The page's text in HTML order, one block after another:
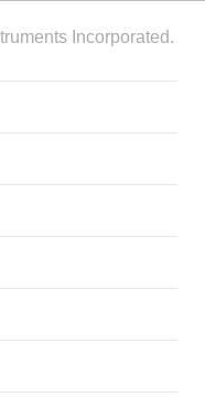
Incorporated.